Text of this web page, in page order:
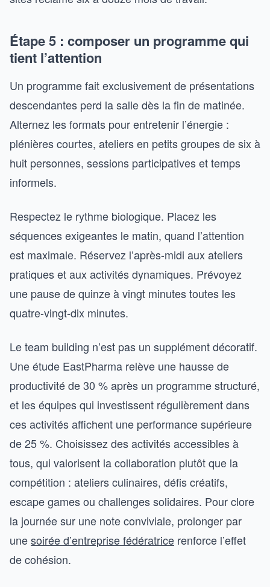
Étape 5 : composer un programme qui
tient l’attention
Un programme fait exclusivement de présentations
descendantes perd la salle dès la fin de matinée.
Alternez les formats pour entretenir l’énergie :
plénières courtes, ateliers en petits groupes de six à
huit personnes, sessions participatives et temps
informels.
Respectez le rythme biologique. Placez les
séquences exigeantes le matin, quand l’attention
est maximale. Réservez l’après-midi aux ateliers
pratiques et aux activités dynamiques. Prévoyez
une pause de quinze à vingt minutes toutes les
quatre-vingt-dix minutes.
Le team building n’est pas un supplément décoratif.
Une étude EastPharma relève une hausse de
productivité de 30 % après un programme structuré,
et les équipes qui investissent régulièrement dans
ces activités affichent une performance supérieure
de 25 %. Choisissez des activités accessibles à
tous, qui valorisent la collaboration plutôt que la
compétition : ateliers culinaires, défis créatifs,
escape games ou challenges solidaires. Pour clore
la journée sur une note conviviale, prolonger par
unesoirée d’entreprise fédératrice renforce l’effet
de cohésion.